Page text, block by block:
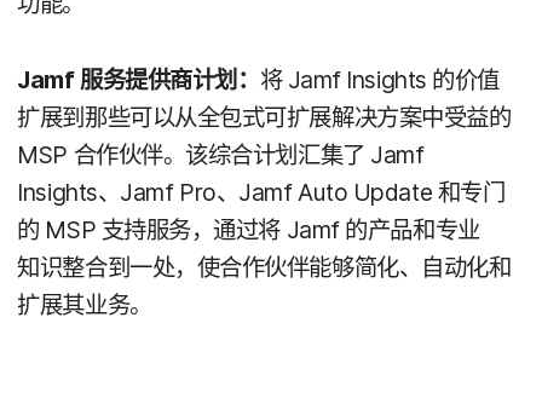
Jamf服务​提供​商​计划： 将Jamf Insights 的​价值​
扩展​到​那些​可以​从​全​包式​可​扩展​解决​方案​中​受益​的
MSP 合作​伙伴。​该​综合​计划​汇集​了 Jamf
Insights、 Jamf Pro、 Jamf Auto Update 和​专门​
的 MSP 支持​服务，​通过​将 Jamf 的​产品​和​专业​
知识​整合到​一处，​使​合作​伙伴​能够​简化、​自动化​和​
扩展​其​业务。